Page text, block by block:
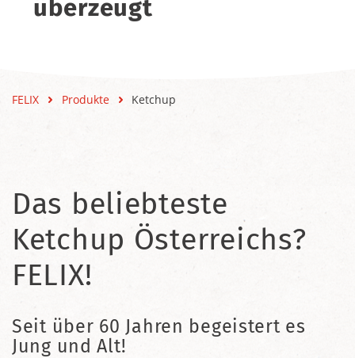
überzeugt
FELIX Produkte Ketchup
Das beliebteste
Ketchup Österreichs?
FELIX!
Seit über 60 Jahren begeistert es
Jung und Alt!